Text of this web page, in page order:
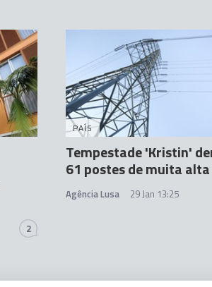
2
PAÍS
Tempestade 'Kristin'
61 postes de muita
Agência Lusa 29 Jan 13:25